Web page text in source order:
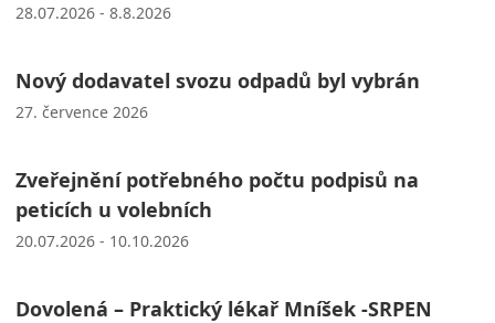
28.07.2026 - 8.8.2026
Nový dodavatel svozu odpadů byl vybrán
27. července 2026
Zveřejnění potřebného počtu podpisů na
peticích u volebních
20.07.2026 - 10.10.2026
Dovolená – Praktický lékař Mníšek -SRPEN